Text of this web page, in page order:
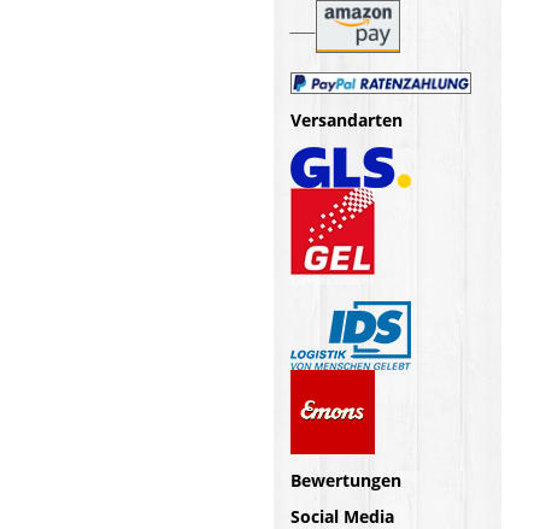
Versandarten
Bewertungen
Social Media